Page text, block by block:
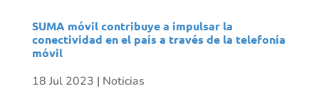
SUMA móvil contribuye a impulsar la
conectividad en el país a través de la telefonía
móvil
18 Jul 2023 | Noticias